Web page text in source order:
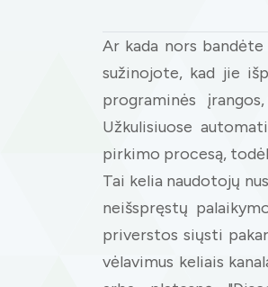
Ar kada nors
sužinojote, kad jie
programinės
Užkulisiuose
pirkimo procesą,
Tai kelia naudotojų
neišspręstų
priverstos siųsti
vėlavimus keliais